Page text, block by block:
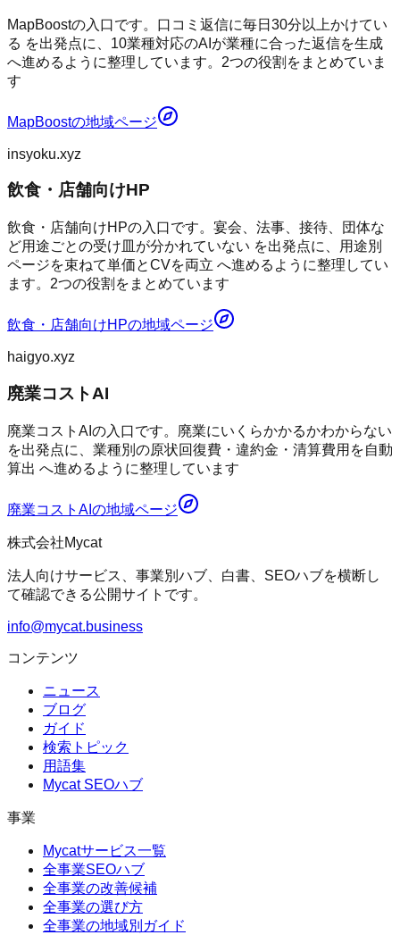
MapBoostの入口です。口コミ返信に毎日30分以上かけてい
る を出発点に、10業種対応のAIが業種に合った返信を生成
へ進めるように整理しています。2つの役割をまとめていま
す
MapBoostの地域ページ
insyoku.xyz
飲食・店舗向けHP
飲食・店舗向けHPの入口です。宴会、法事、接待、団体な
ど用途ごとの受け皿が分かれていない を出発点に、用途別
ページを束ねて単価とCVを両立 へ進めるように整理してい
ます。2つの役割をまとめています
飲食・店舗向けHPの地域ページ
haigyo.xyz
廃業コストAI
廃業コストAIの入口です。廃業にいくらかかるかわからない
を出発点に、業種別の原状回復費・違約金・清算費用を自動
算出 へ進めるように整理しています
廃業コストAI の地域ページ
株式会社Mycat
法人向けサービス、事業別ハブ、白書、SEOハブを横断し
て確認できる公開サイトです。
info@mycat.business
コンテンツ
ニュース
ブログ
ガイド
検索トピック
用語集
Mycat SEOハブ
事業
Mycatサービス一覧
全事業SEOハブ
全事業の改善候補
全事業の選び方
全事業の地域別ガイド